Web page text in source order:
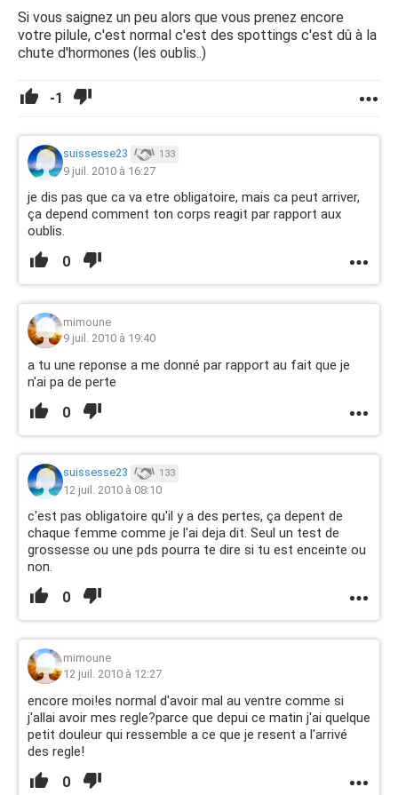
Si vous saignez un peu alors que vous prenez encore
votre pilule, c'est normal c'est des spottings c'est dû à la
chute d'hormones (les oublis..)
-1
suissesse23 133
9 juil. 2010 à 16:27
je dis pas que ca va etre obligatoire, mais ca peut arriver,
ça depend comment ton corps reagit par rapport aux
oublis.
0
mimoune
9 juil. 2010 à 19:40
a tu une reponse a me donné par rapport au fait que je
n'ai pa de perte
0
suissesse23 133
12 juil. 2010 à 08:10
c'est pas obligatoire qu'il y a des pertes, ça depent de
chaque femme comme je l'ai deja dit. Seul un test de
grossesse ou une pds pourra te dire si tu est enceinte ou
non.
0
mimoune
12 juil. 2010 à 12:27
encore moi!es normal d'avoir mal au ventre comme si
j'allai avoir mes regle?parce que depui ce matin j'ai quelque
petit douleur qui ressemble a ce que je resent a l'arrivé
des regle!
0